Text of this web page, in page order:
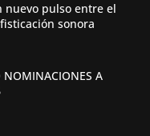
pulso entre el
sonora
NOMINACIONES A